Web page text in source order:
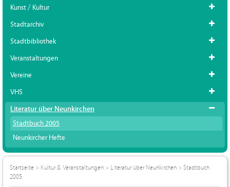
Kunst / Kultur
Stadtarchiv
Stadtbibliothek
Veranstaltungen
Vereine
VHS
Literatur über Neunkirchen
Stadtbuch 2005
Neunkircher Hefte
Startseite > Kultur & Veranstaltungen > Literatur über Neunkirchen > Stadtbuch
2005